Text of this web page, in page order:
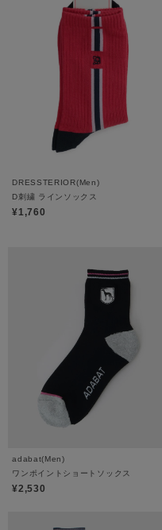
DRESSTERIOR(Men)
D刺繍 ラインソックス
¥1,760
adabat(Men)
ワンポイントショートソックス
¥2,530